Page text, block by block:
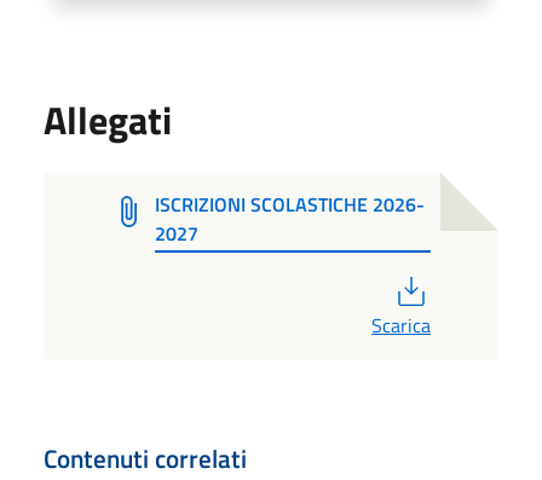
Allegati
ISCRIZIONI SCOLASTICHE 2026-
2027
Scarica
Contenuti correlati